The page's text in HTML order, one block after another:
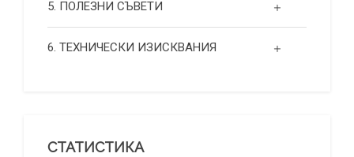
5. ПОЛЕЗНИ СЪВЕТИ
6. ТЕХНИЧЕСКИ ИЗИСКВАНИЯ
СТАТИСТИКА